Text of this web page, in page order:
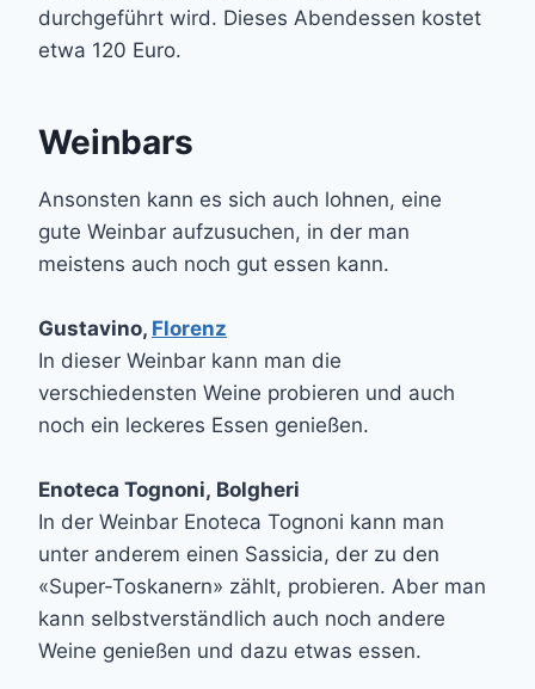
durchgeführt wird. Dieses Abendessen kostet
etwa 120 Euro.
Weinbars
Ansonsten kann es sich auch lohnen, eine
gute Weinbar aufzusuchen, in der man
meistens auch noch gut essen kann.
Gustavino, Florenz
In dieser Weinbar kann man die
verschiedensten Weine probieren und auch
noch ein leckeres Essen genießen.
Enoteca Tognoni, Bolgheri
In der Weinbar Enoteca Tognoni kann man
unter anderem einen Sassicia, der zu den
«Super-Toskanern» zählt, probieren. Aber man
kann selbstverständlich auch noch andere
Weine genießen und dazu etwas essen.